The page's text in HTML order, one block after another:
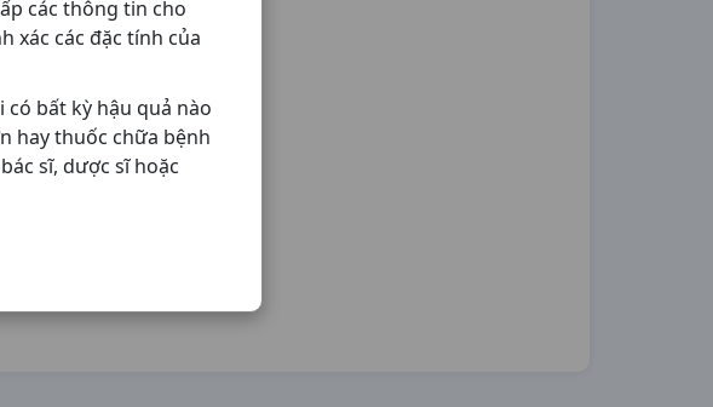
các thông tin cho
xác các đặc tính của
bất kỳ hậu quả nào
hay thuốc chữa bệnh
sĩ, dược sĩ hoặc